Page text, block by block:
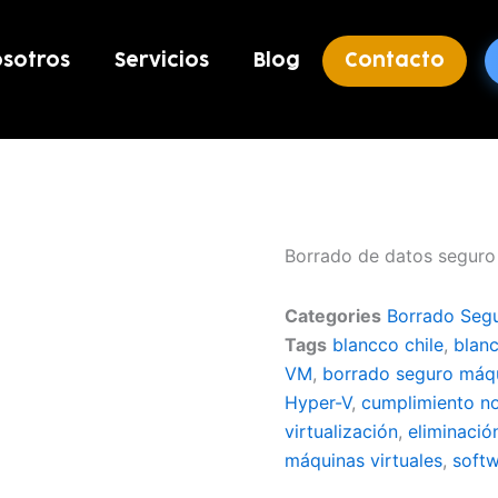
Servicios Blog Contacto
Borrado de datos
Categories Borrado
Tags blancco chile,
VM, borrado seguro
Hyper-V, cumplimiento
virtualización,
máquinas virtuales,